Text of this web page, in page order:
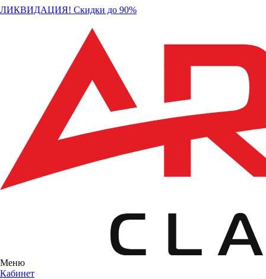
ЛИКВИДАЦИЯ! Скидки до 90%
Меню
Кабинет